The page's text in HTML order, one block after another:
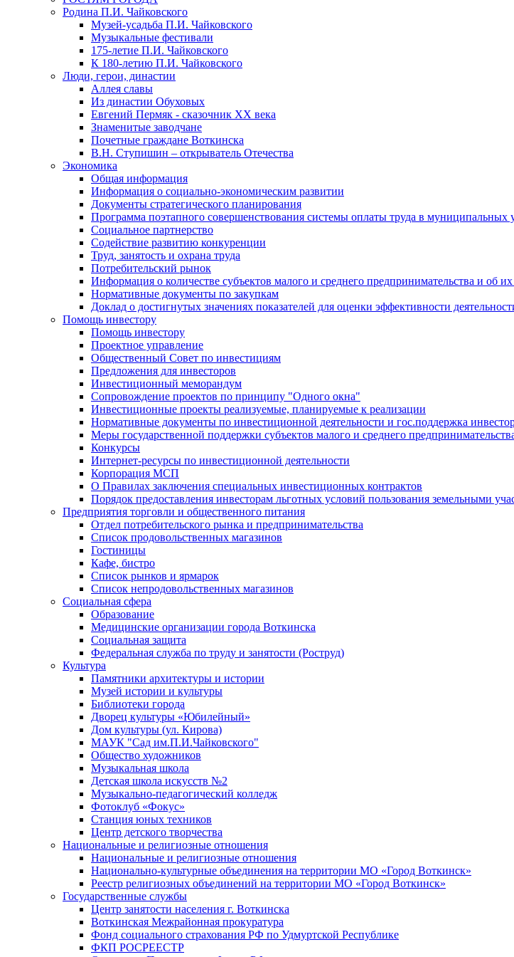
Родина П.И. Чайковского
Музей-усадьба П.И. Чайковского
Музыкальные фестивали
175-летие П.И. Чайковского
К 180-летию П.И. Чайковского
Люди, герои, династии
Аллея славы
Из династии Обуховых
Евгений Пермяк - сказочник XX века
Знаменитые заводчане
Почетные граждане Воткинска
В.Н. Ступишин – открыватель Отечества
Экономика
Общая информация
Информация о социально-экономическим развитии
Документы стратегического планирования
Программа поэтапного совершенствования системы оплаты труда в муниципальных
Социальное партнерство
Содействие развитию конкуренции
Труд, занятость и охрана труда
Потребительский рынок
Информация о количестве субъектов малого и среднего предпринимательства и об
Нормативные документы по закупкам
Доклад о достигнутых значениях показателей для оценки эффективности
Помощь инвестору
Помощь инвестору
Проектное управление
Общественный Совет по инвестициям
Предложения для инвесторов
Инвестиционный меморандум
Сопровождение проектов по принципу "Oдного окна"
Инвестиционные проекты реализуемые, планируемые к реализации
Нормативные документы по инвестиционной деятельности и гос.поддержка
Меры государственной поддержки субъектов малого и среднего
Конкурсы
Интернет-ресурсы по инвестиционной деятельности
Корпорация МСП
О Правилах заключения специальных инвестиционных контрактов
Порядок предоставления инвесторам льготных условий пользования земельными
Предприятия торговли и общественного питания
Отдел потребительского рынка и предпринимательства
Список продовольственных магазинов
Гостиницы
Кафе, бистро
Cписок рынков и ярмарок
Список непродовольственных магазинов
Социальная сфера
Образование
Медицинские организации города Воткинска
Социальная защита
Федеральная служба по труду и занятости (Роструд)
Культура
Памятники архитектуры и истории
Музей истории и культуры
Библиотеки города
Дворец культуры «Юбилейный»
Дом культуры (ул. Кирова)
МАУК "Сад им.П.И.Чайковского"
Общество художников
Музыкальная школа
Детская школа искусств №2
Музыкально-педагогический колледж
Фотоклуб «Фокус»
Станция юных техников
Центр детского творчества
Национальные и религиозные отношения
Национальные и религиозные отношения
Национально-культурные объединения на территории МО «Город Воткинск»
Реестр религиозных объединений на территории МО «Город Воткинск»
Государственные службы
Центр занятости населения г. Воткинска
Воткинская Межрайонная прокуратура
Фонд социального страхования РФ по Удмуртской Республике
ФКП РОСРЕЕСТР